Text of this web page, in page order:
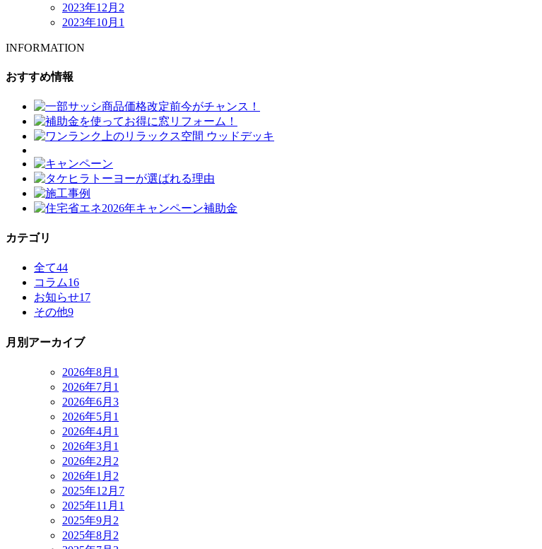
2023年12月 2
2023年10月 1
INFORMATION
おすすめ情報
カテゴリ
全て44
コラム16
お知らせ17
その他9
月別アーカイブ
2026年8月 1
2026年7月 1
2026年6月 3
2026年5月 1
2026年4月 1
2026年3月 1
2026年2月 2
2026年1月 2
2025年12月 7
2025年11月 1
2025年9月 2
2025年8月 2